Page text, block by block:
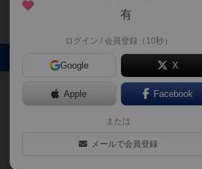
ド出来たり、他のユーザーの投稿画像に評価を付
Bluebear Bluebear
有
ログイン / 会員登録（10秒）
Google X
Apple Facebook
または
メールで会員登録